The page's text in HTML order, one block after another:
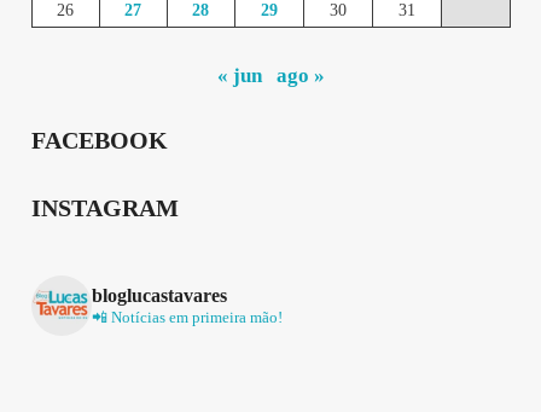
26
27 28 29 30 31
« jun ago »
FACEBOOK
INSTAGRAM
bloglucastavares
📲 Notícias em primeira mão!